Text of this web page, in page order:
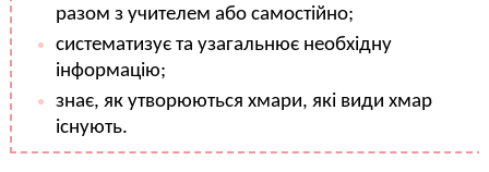
разом з учителем або самостійно;
систематизує та узагальнює необхідну
інформацію;
знає, як утворюються хмари, які види хмар
існують.